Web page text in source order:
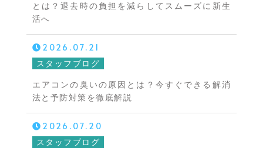
とは？退去時の負担を減らしてスムーズに新生
活へ
2026.07.21
スタッフブログ
エアコンの臭いの原因とは？今すぐできる解消
法と予防対策を徹底解説
2026.07.20
スタッフブログ